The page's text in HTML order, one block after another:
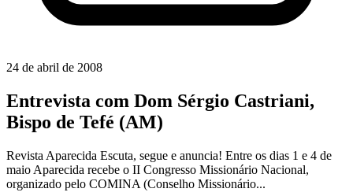
24 de abril de 2008
Entrevista com Dom Sérgio Castriani,
Bispo de Tefé (AM)
Revista Aparecida Escuta, segue e anuncia! Entre os dias 1 e 4 de
maio Aparecida recebe o II Congresso Missionário Nacional,
organizado pelo COMINA (Conselho Missionário...